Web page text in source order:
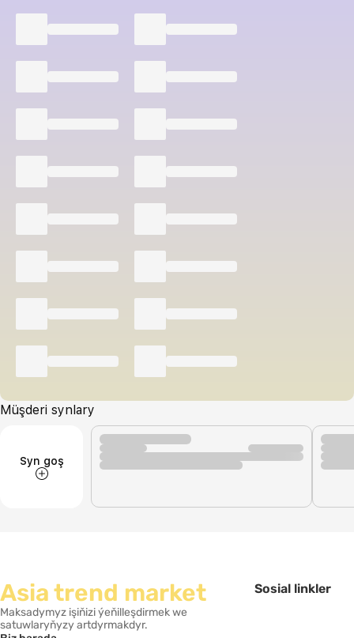
Müşderi synlary
Syn goş
Asia trend market
Maksadymyz işiňizi ýeňilleşdirmek we
satuwlaryňyzy artdyrmakdyr.
Sosial linkler